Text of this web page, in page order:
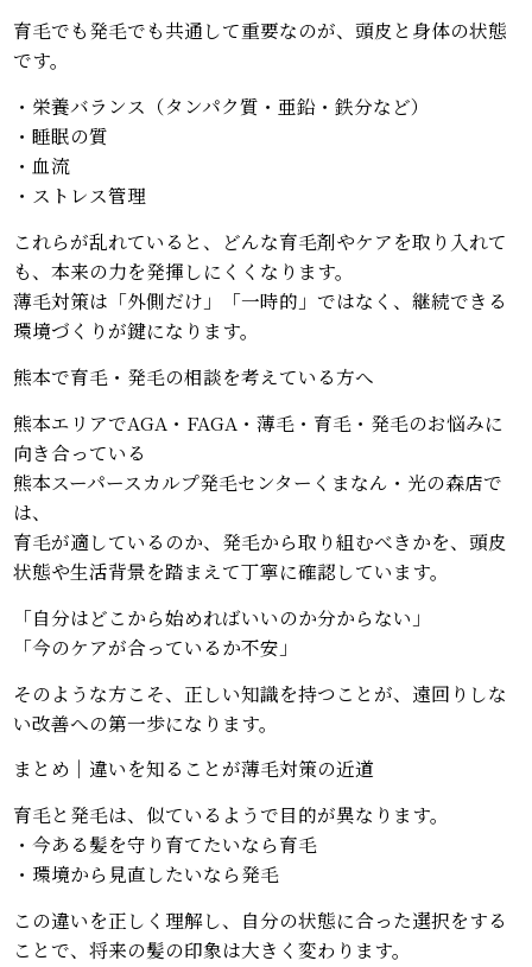
育毛でも発毛でも共通して重要なのが、頭皮と身体の状態
です。
・栄養バランス（タンパク質・亜鉛・鉄分など）
・睡眠の質
・血流
・ストレス管理
これらが乱れていると、どんな育毛剤やケアを取り入れて
も、本来の力を発揮しにくくなります。
薄毛対策は「外側だけ」「一時的」ではなく、継続できる
環境づくりが鍵になります。
熊本で育毛・発毛の相談を考えている方へ
熊本エリアでAGA・FAGA・薄毛・育毛・発毛のお悩みに
向き合っている
熊本スーパースカルプ発毛センターくまなん・光の森店で
は、
育毛が適しているのか、発毛から取り組むべきかを、頭皮
状態や生活背景を踏まえて丁寧に確認しています。
「自分はどこから始めればいいのか分からない」
「今のケアが合っているか不安」
そのような方こそ、正しい知識を持つことが、遠回りしな
い改善への第一歩になります。
まとめ｜違いを知ることが薄毛対策の近道
育毛と発毛は、似ているようで目的が異なります。
・今ある髪を守り育てたいなら育毛
・環境から見直したいなら発毛
この違いを正しく理解し、自分の状態に合った選択をする
ことで、将来の髪の印象は大きく変わります。